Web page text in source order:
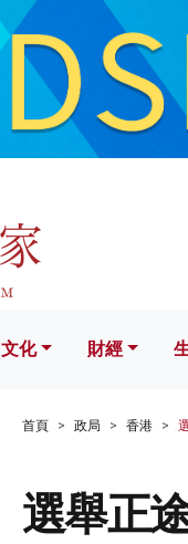
財經 生活
文化 財經
首頁 政局 香港
選舉正